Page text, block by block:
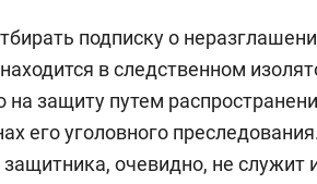
подписку о
в следственном
защиту путем
его уголовного
очевидно, не служит